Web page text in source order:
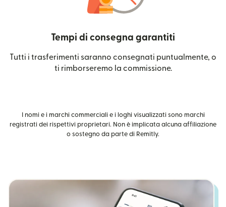
Tempi di consegna garantiti
Tutti i trasferimenti saranno consegnati puntualmente, o
ti rimborseremo la commissione.
I nomi e i marchi commerciali e i loghi visualizzati sono marchi
registrati dei rispettivi proprietari. Non è implicata alcuna affiliazione
o sostegno da parte di Remitly.